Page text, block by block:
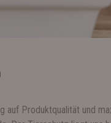
auf Produktqualität und